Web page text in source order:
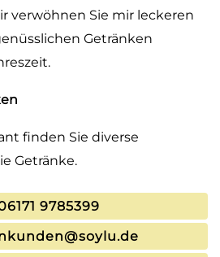
verwöhnen Sie mir leckeren
Getränken
finden Sie diverse
Getränke.
9785399